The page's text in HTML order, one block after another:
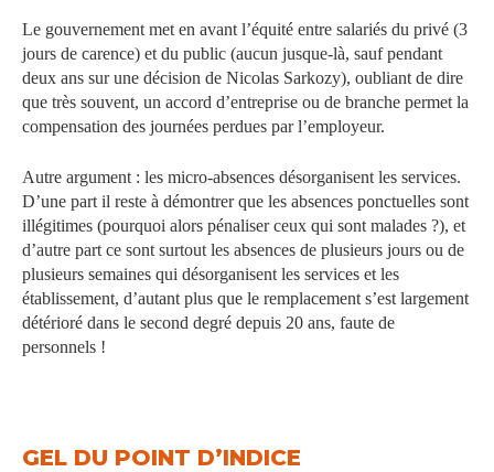
Le gouvernement met en avant l’équité entre salariés du privé (3
jours de carence) et du public (aucun jusque-là, sauf pendant
deux ans sur une décision de Nicolas Sarkozy), oubliant de dire
que très souvent, un accord d’entreprise ou de branche permet la
compensation des journées perdues par l’employeur.
Autre argument : les micro-absences désorganisent les services.
D’une part il reste à démontrer que les absences ponctuelles sont
illégitimes (pourquoi alors pénaliser ceux qui sont malades ?), et
d’autre part ce sont surtout les absences de plusieurs jours ou de
plusieurs semaines qui désorganisent les services et les
établissement, d’autant plus que le remplacement s’est largement
détérioré dans le second degré depuis 20 ans, faute de
personnels !
GEL DU POINT D’INDICE